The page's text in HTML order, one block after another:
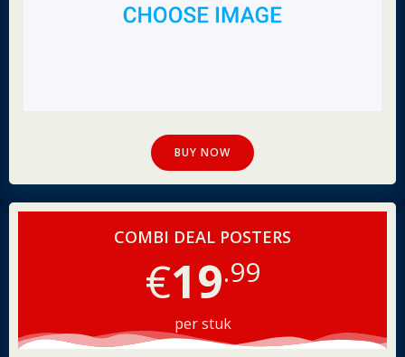
BUY NOW
COMBI DEAL POSTERS
€19.99
per stuk